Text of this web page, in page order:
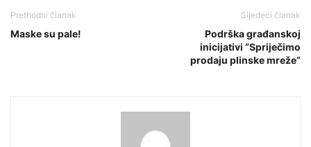
Prethodni članak
Maske su pale!
Sljedeći članak
Podrška građanskoj
inicijativi “Spriječimo
prodaju plinske mreže”